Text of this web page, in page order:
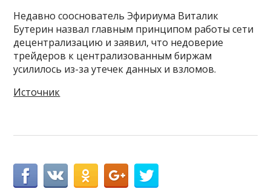
Недавно сооснователь Эфириума Виталик
Бутерин назвал главным принципом работы сети
децентрализацию и заявил, что недоверие
трейдеров к централизованным биржам
усилилось из-за утечек данных и взломов.
Источник